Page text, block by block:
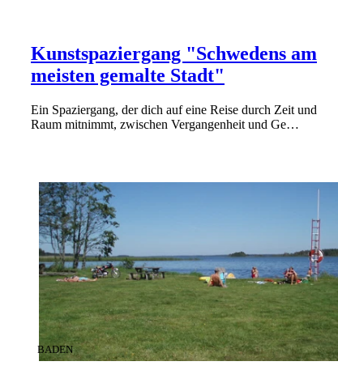
Kunstspaziergang "Schwedens am
meisten gemalte Stadt"
Ein Spaziergang, der dich auf eine Reise durch Zeit und
Raum mitnimmt, zwischen Vergangenheit und Ge…
KATEGORIE:
BADEN